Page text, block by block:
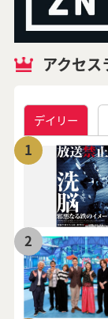
アクセス
デイリー
1
2